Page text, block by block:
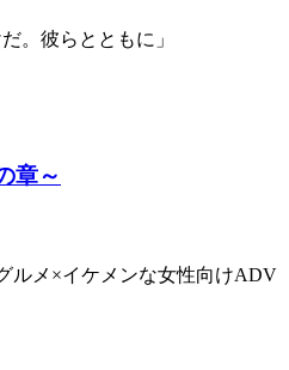
。彼らとともに」
章～
ルメ×イケメンな女性向けADV